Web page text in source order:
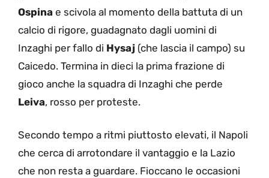
Ospina e scivola al momento della battuta di un
calcio di rigore, guadagnato dagli uomini di
Inzaghi per fallo di Hysaj (che lascia il campo) su
Caicedo. Termina in dieci la prima frazione di
gioco anche la squadra di Inzaghi che perde
Leiva, rosso per proteste.
Secondo tempo a ritmi piuttosto elevati, il Napoli
che cerca di arrotondare il vantaggio e la Lazio
che non resta a guardare. Fioccano le occasioni